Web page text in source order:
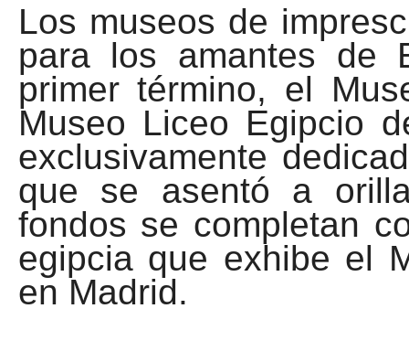
Los museos de
para los amantes de
primer término, el
Museo Liceo Egipcio
exclusivamente
que se asentó a
fondos se completan
egipcia que exhibe el
en Madrid.